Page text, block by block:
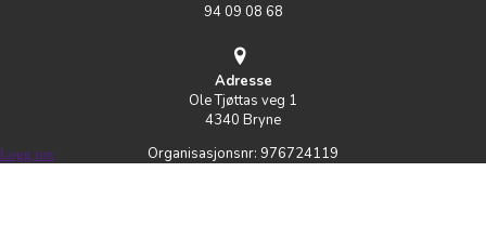
94 09 08 68
Adresse
Ole Tjøttas veg 1
4340 Bryne
Organisasjonsnr: 976724119
Logg inn